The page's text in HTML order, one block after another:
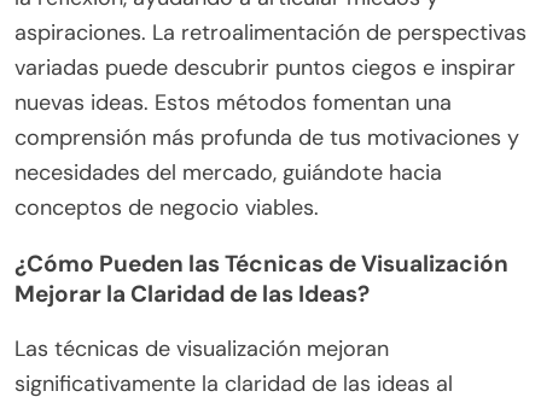
aspiraciones. La retroalimentación de perspectivas
variadas puede descubrir puntos ciegos e inspirar
nuevas ideas. Estos métodos fomentan una
comprensión más profunda de tus motivaciones y
necesidades del mercado, guiándote hacia
conceptos de negocio viables.
¿Cómo Pueden las Técnicas de Visualización
Mejorar la Claridad de las Ideas?
Las técnicas de visualización mejoran
significativamente la claridad de las ideas al